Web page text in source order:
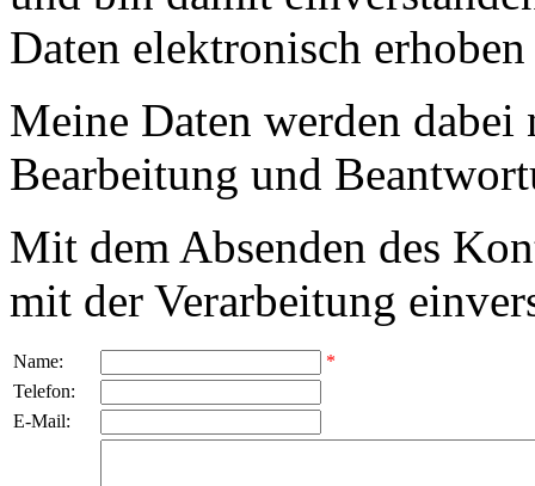
Daten elektronisch
Meine Daten werden
Bearbeitung und
Mit dem Absenden des
mit der Verarbeitung
Name:
*
Telefon:
E-Mail: